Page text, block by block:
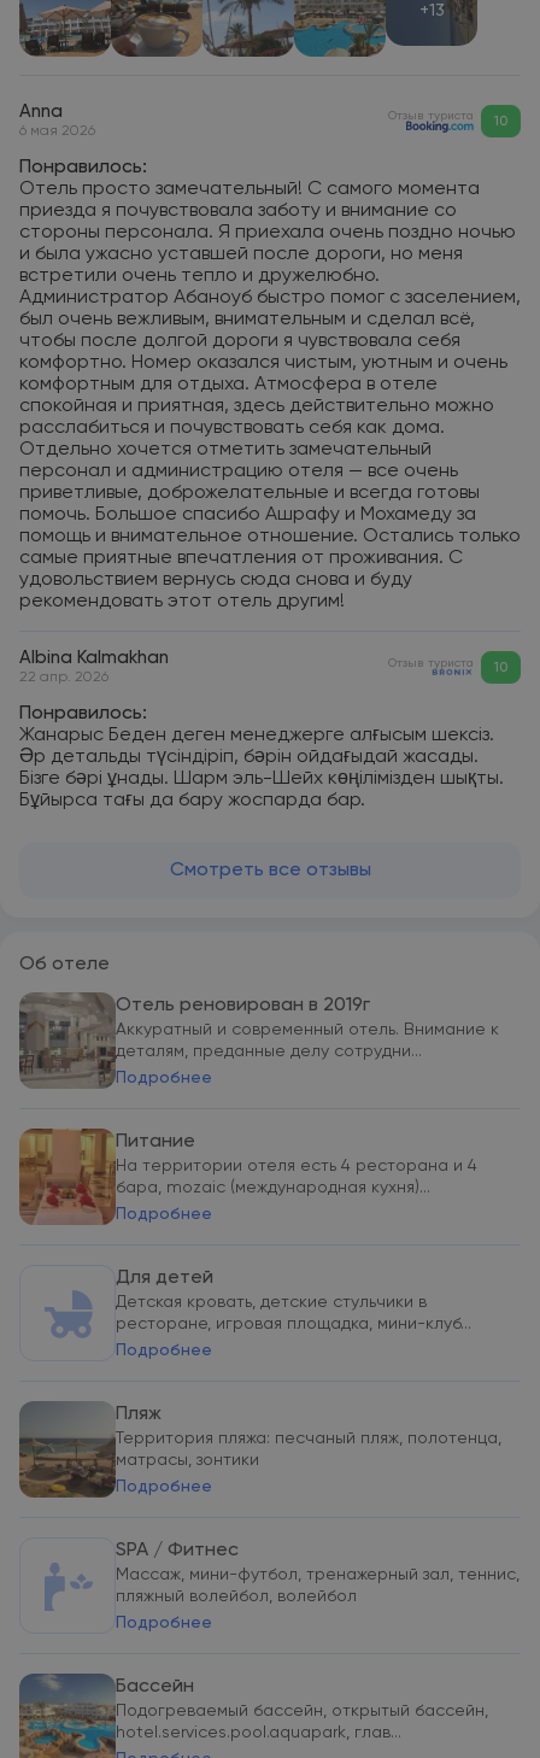
+13
Anna
6 мая 2026
Отзыв туриста 10
Понравилось:
Отель просто замечательный! С самого момента
приезда я почувствовала заботу и внимание со
стороны персонала. Я приехала очень поздно ночью
и была ужасно уставшей после дороги, но меня
встретили очень тепло и дружелюбно.
Администратор Абаноуб быстро помог с заселением,
был очень вежливым, внимательным и сделал всё,
чтобы после долгой дороги я чувствовала себя
комфортно. Номер оказался чистым, уютным и очень
комфортным для отдыха. Атмосфера в отеле
спокойная и приятная, здесь действительно можно
расслабиться и почувствовать себя как дома.
Отдельно хочется отметить замечательный
персонал и администрацию отеля — все очень
приветливые, доброжелательные и всегда готовы
помочь. Большое спасибо Ашрафу и Мохамеду за
помощь и внимательное отношение. Остались только
самые приятные впечатления от проживания. С
удовольствием вернусь сюда снова и буду
рекомендовать этот отель другим!
Albina Kalmakhan
22 апр. 2026
Отзыв туриста 10
Понравилось:
Жанарыс Беден деген менеджерге алғысым шексіз.
Әр детальды түсіндіріп, бәрін ойдағыдай жасады.
Бізге бәрі ұнады. Шарм эль-Шейх көңілімізден шықты.
Бұйырса тағы да бару жоспарда бар.
Смотреть все отзывы
Об отеле
Отель реновирован в 2019г
Аккуратный и современный отель. Внимание к
деталям, преданные делу сотрудни...
Подробнее
Питание
На территории отеля есть 4 ресторана и 4
бара, mozaic (международная кухня)...
Подробнее
Для детей
Детская кровать, детские стульчики в
ресторане, игровая площадка, мини-клуб...
Подробнее
Пляж
Территория пляжа: песчаный пляж, полотенца,
матрасы, зонтики
Подробнее
SPA / Фитнес
Массаж, мини-футбол, тренажерный зал, теннис,
пляжный волейбол, волейбол
Подробнее
Бассейн
Подогреваемый бассейн, открытый бассейн,
hotel.services.pool.aquapark, глав...